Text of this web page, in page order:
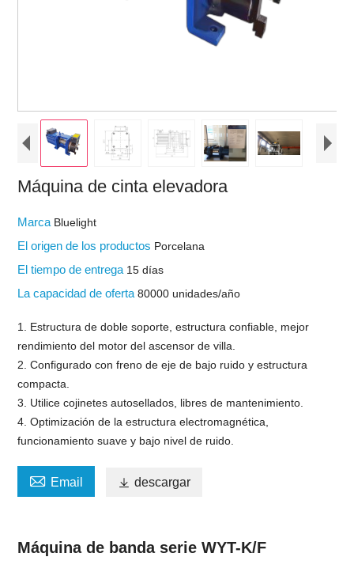
Máquina de cinta elevadora
Marca Bluelight
El origen de los productos Porcelana
El tiempo de entrega 15 días
La capacidad de oferta80000 unidades/año
1. Estructura de doble soporte, estructura confiable, mejor
rendimiento del motor del ascensor de villa.
2. Configurado con freno de eje de bajo ruido y estructura
compacta.
3. Utilice cojinetes autosellados, libres de mantenimiento.
4. Optimización de la estructura electromagnética,
funcionamiento suave y bajo nivel de ruido.
 Email  descargar
Máquina de banda serie WYT-K/F